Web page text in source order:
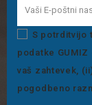
S potrditvijo
podatke
vaš zahtevek,
pogodbeno